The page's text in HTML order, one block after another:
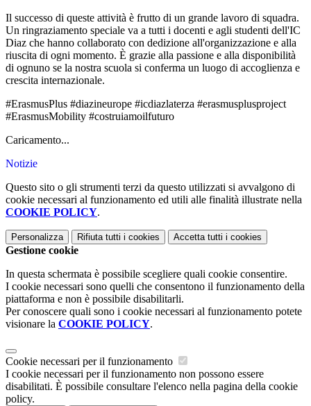
​Il successo di queste attività è frutto di un grande lavoro di squadra.
Un ringraziamento speciale va a tutti i docenti e agli studenti dell'IC
Diaz che hanno collaborato con dedizione all'organizzazione e alla
riuscita di ogni momento. È grazie alla passione e alla disponibilità
di ognuno se la nostra scuola si conferma un luogo di accoglienza e
crescita internazionale.
#ErasmusPlus #diazineurope #icdiazlaterza #erasmusplusproject
#ErasmusMobility #costruiamoilfuturo
Caricamento...
Notizie
Questo sito o gli strumenti terzi da questo utilizzati si avvalgono di
cookie necessari al funzionamento ed utili alle finalità illustrate nella
COOKIE POLICY.
Personalizza Rifiuta tutti i cookies Accetta tutti i cookies
Gestione cookie
In questa schermata è possibile scegliere quali cookie consentire.
I cookie necessari sono quelli che consentono il funzionamento della
piattaforma e non è possibile disabilitarli.
Per conoscere quali sono i cookie necessari al funzionamento potete
visionare la COOKIE POLICY.
Cookie necessari per il funzionamento
I cookie necessari per il funzionamento non possono essere
disabilitati. È possibile consultare l'elenco nella pagina della cookie
policy.